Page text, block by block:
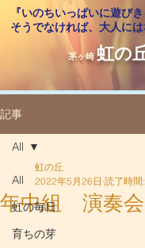
『いのちいっぱいに遊び
そうでなければ、大人に
茅ヶ崎 虹の
記事
All
虹の毎日
育ちの芽
All
年中組 演奏会
虹の丘
2022年5月26日 読了時間